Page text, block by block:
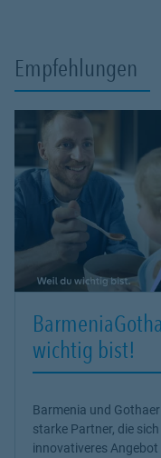
Empfehlungen
wichtig bist!
Barmenia und
starke Partner, die
innovativeres